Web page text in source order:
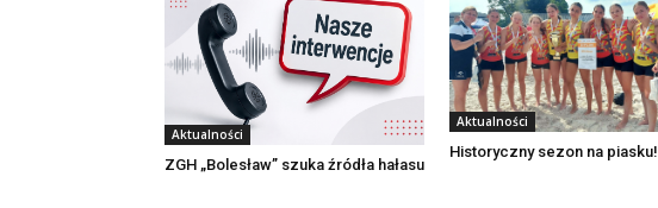
Aktualności
ZGH „Bolesław” szuka źródła hałasu
Aktualności
Historyczny sezon na piasku!